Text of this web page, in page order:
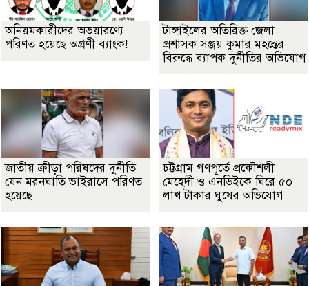
অনিয়মকারীদের অভয়ারণ্যে
পরিণত হয়েছে অগ্রণী ব্যাংক!
টাঙ্গাইলের অতিরিক্ত জেলা
প্রশাসক সঞ্জয় কুমার মহন্তের
বিরুদ্ধে ব্যাপক দুর্নীতির অভিযোগ
জাতীয় ক্রীড়া পরিষদের দুর্নীতি
যেন মরনঘাতি ভাইরাসে পরিণত
হয়েছে
চট্টগ্রাম গণপূর্তে প্রকৌশলী
মেহেদী ও এনডিইকে ঘিরে ৫০
লাখ টাকার ঘুষের অভিযোগ